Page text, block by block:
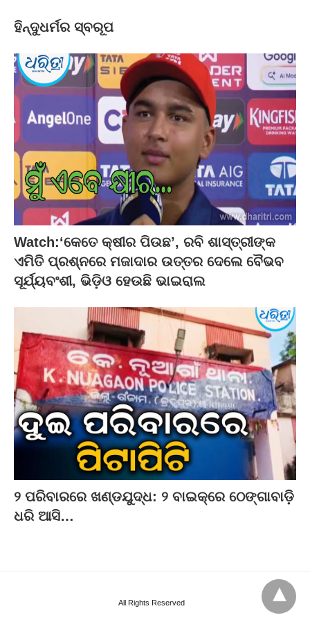
ହିନ୍ଦୁଧର୍ମର ସ୍ବରୂପ
Watch:‘କେତେ କ୍ଷୀର ପିଉଛ’, ରବି ଶାସ୍ତ୍ରୀଙ୍କ
ଏମିତି ପ୍ରଶ୍ନରେ ମଜାଦାର ଉତ୍ତର ଦେଲେ ବୈଭବ
ସୂର୍ଯ୍ୟବଂଶୀ, ଭିଡ଼ିଓ ହେଉଛି ଭାଇରାଲ
୨ ପରିବାରରେ ଖଣ୍ଡଯୁଦ୍ଧ: ୨ ବାଇକ୍‌ରେ ଠେଙ୍ଗାବାଡ଼ି
ଧରି ଆସି…
All Rights Reserved